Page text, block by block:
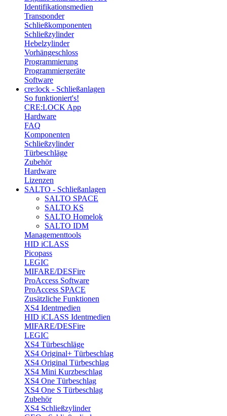
Identifikationsmedien
Transponder
Schließkomponenten
Schließzylinder
Hebelzylinder
Vorhängeschloss
Programmierung
Programmiergeräte
Software
cre:lock - Schließanlagen
So funktioniert's!
CRE:LOCK App
Hardware
FAQ
Komponenten
Schließzylinder
Türbeschläge
Zubehör
Hardware
Lizenzen
SALTO - Schließanlagen
SALTO SPACE
SALTO KS
SALTO Homelok
SALTO IDM
Managementtools
HID iCLASS
Picopass
LEGIC
MIFARE/DESFire
ProAccess Software
ProAccess SPACE
Zusätzliche Funktionen
XS4 Identmedien
HID iCLASS Identmedien
MIFARE/DESFire
LEGIC
XS4 Türbeschläge
XS4 Original+ Türbeschlag
XS4 Original Türbeschlag
XS4 Mini Kurzbeschlag
XS4 One Türbeschlag
XS4 One S Türbeschlag
Zubehör
XS4 Schließzylinder